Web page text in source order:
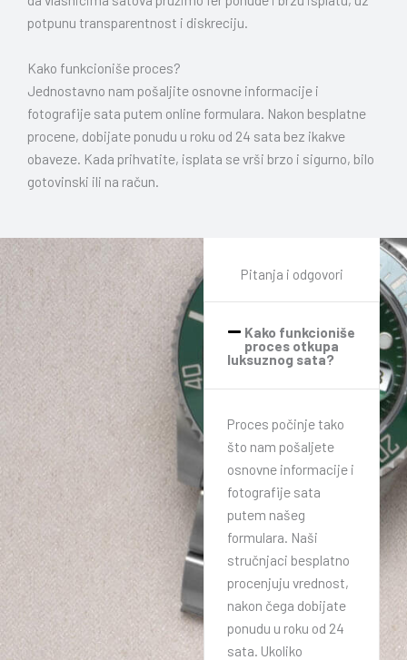
potpunu transparentnost i diskreciju.
Kako funkcioniše proces?
Jednostavno nam pošaljite osnovne informacije i
fotografije sata putem online formulara. Nakon besplatne
procene, dobijate ponudu u roku od 24 sata bez ikakve
obaveze. Kada prihvatite, isplata se vrši brzo i sigurno, bilo
gotovinski ili na račun.
Pitanja i odgovori
Kako funkcioniše
proces otkupa
luksuznog sata?
Proces počinje tako
što nam pošaljete
osnovne informacije i
fotografije sata
putem našeg
formulara. Naši
stručnjaci besplatno
procenjuju vrednost,
nakon čega dobijate
ponudu u roku od 24
sata. Ukoliko